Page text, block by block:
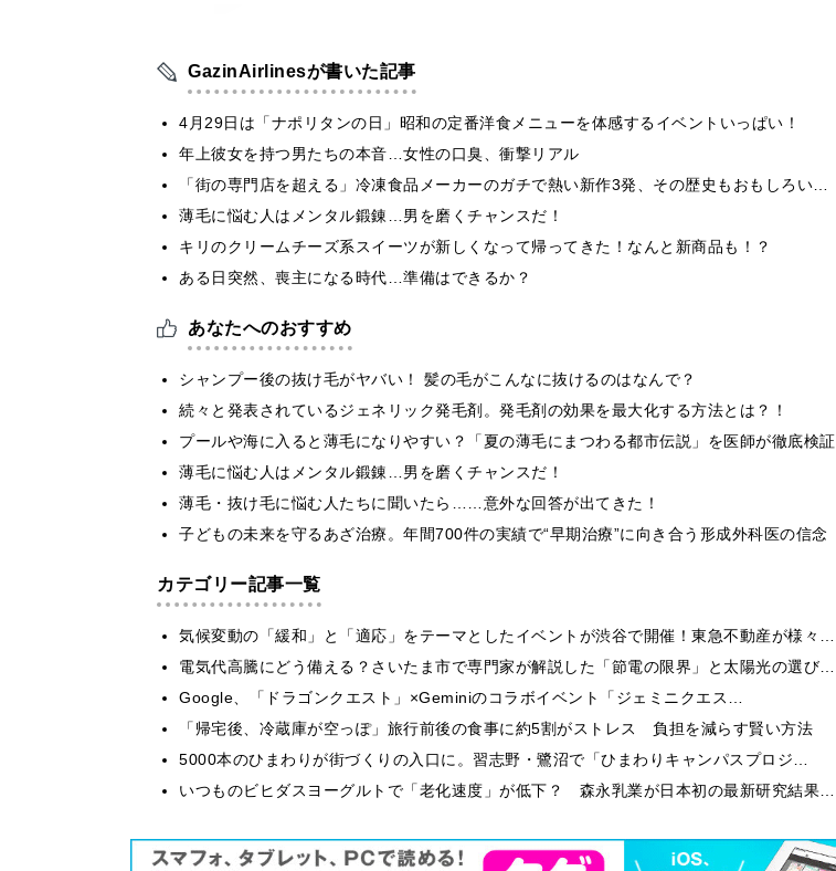
GazinAirlinesが書いた記事
4月29日は「ナポリタンの日」昭和の定番洋食メニューを体感するイベントいっぱい！
年上彼女を持つ男たちの本音…女性の口臭、衝撃リアル
「街の専門店を超える」冷凍食品メーカーのガチで熱い新作3発、その歴史もおもしろい…
薄毛に悩む人はメンタル鍛錬…男を磨くチャンスだ！
キリのクリームチーズ系スイーツが新しくなって帰ってきた！なんと新商品も！？
ある日突然、喪主になる時代…準備はできるか？
あなたへのおすすめ
シャンプー後の抜け毛がヤバい！ 髪の毛がこんなに抜けるのはなんで？
続々と発表されているジェネリック発毛剤。発毛剤の効果を最大化する方法とは？！
プールや海に入ると薄毛になりやすい？「夏の薄毛にまつわる都市伝説」を医師が徹底検証
薄毛に悩む人はメンタル鍛錬…男を磨くチャンスだ！
薄毛・抜け毛に悩む人たちに聞いたら……意外な回答が出てきた！
子どもの未来を守るあざ治療。年間700件の実績で“早期治療”に向き合う形成外科医の信念
カテゴリー記事一覧
気候変動の「緩和」と「適応」をテーマとしたイベントが渋谷で開催！東急不動産が様々…
電気代高騰にどう備える？さいたま市で専門家が解説した「節電の限界」と太陽光の選び…
Google、「ドラゴンクエスト」×Geminiのコラボイベント「ジェミニクエス…
「帰宅後、冷蔵庫が空っぽ」旅行前後の食事に約5割がストレス 負担を減らす賢い方法
5000本のひまわりが街づくりの入口に。習志野・鷺沼で「ひまわりキャンパスプロジ…
いつものビヒダスヨーグルトで「老化速度」が低下？ 森永乳業が日本初の最新研究結果…